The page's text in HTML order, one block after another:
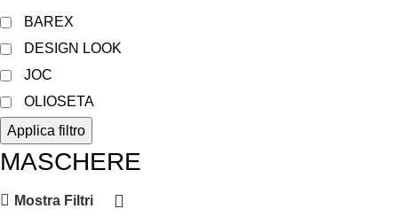
BAREX
DESIGN LOOK
JOC
OLIOSETA
Applica filtro
MASCHERE
Mostra Filtri